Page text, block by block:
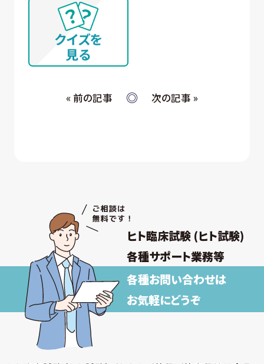
① WEBサイトの運営管理 (メールマガジン配
信、対象者の抽出を含む)
② 各種お問合せ・ご要望への対応
③ 商談・打ち合わせ・契約の履行
(ウ) 従業員・役員 (過去に従業員・役員であった者を
与支払その他の労務管理
③ 福利厚生、教育研修、安全衛生管理
取得した個人情報について上記以外の目的外
利用を行わず、またそのための措置を講じます。
【保有個人データの安全管理のために講じた
措置】
当社では個人情報保護法に基づき、保有個人データ
の安全管理のために、以下の措置を講じています。
(ア) 個人情報保護方針の策定
« 前の記事 次の記事 »
ヒト臨床試験 (ヒト試験)
各種サポート業務等
各種お問い合わせは
お気軽にどうぞ